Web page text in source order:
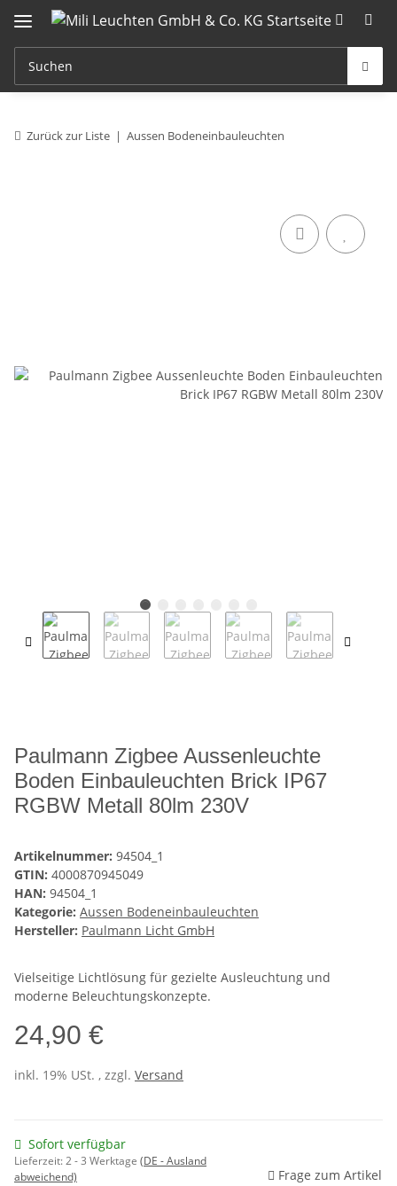
Zurück zur Liste Aussen Bodeneinbauleuchten
Paulmann Zigbee Aussenleuchte
Boden Einbauleuchten Brick IP67
RGBW Metall 80lm 230V
Artikelnummer: 94504_1
GTIN: 4000870945049
HAN: 94504_1
Kategorie: Aussen Bodeneinbauleuchten
Hersteller: Paulmann Licht GmbH
Vielseitige Lichtlösung für gezielte Ausleuchtung und
moderne Beleuchtungskonzepte.
24,90 €
inkl. 19% USt. , zzgl. Versand
Sofort verfügbar
Lieferzeit:2 - 3 Werktage (DE - Ausland
abweichend)
Frage zum Artikel